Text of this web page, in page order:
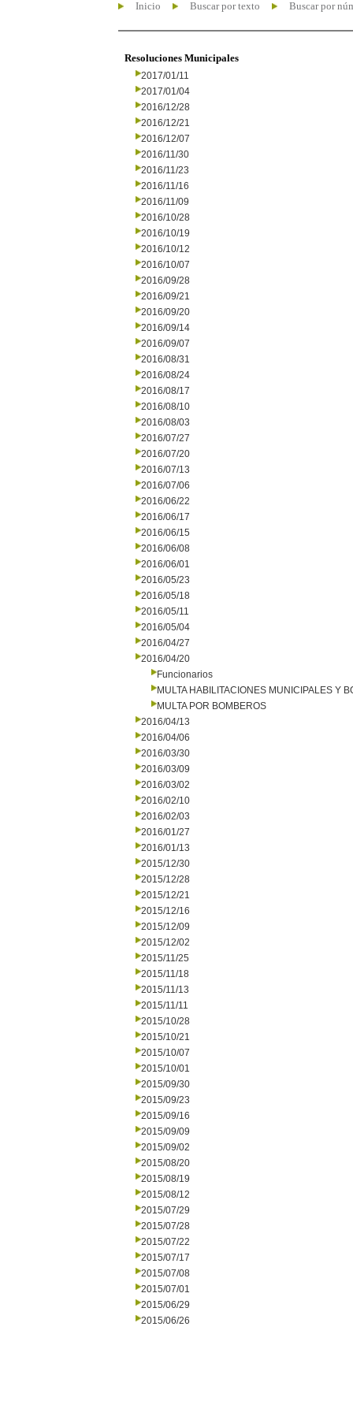
Inicio Buscar por texto Buscar por
Resoluciones Municipales
2017/01/11
2017/01/04
2016/12/28
2016/12/21
2016/12/07
2016/11/30
2016/11/23
2016/11/16
2016/11/09
2016/10/28
2016/10/19
2016/10/12
2016/10/07
2016/09/28
2016/09/21
2016/09/20
2016/09/14
2016/09/07
2016/08/31
2016/08/24
2016/08/17
2016/08/10
2016/08/03
2016/07/27
2016/07/20
2016/07/13
2016/07/06
2016/06/22
2016/06/17
2016/06/15
2016/06/08
2016/06/01
2016/05/23
2016/05/18
2016/05/11
2016/05/04
2016/04/27
2016/04/20
Funcionarios
MULTA HABILITACIONES MUNICIPALES Y
MULTA POR BOMBEROS
2016/04/13
2016/04/06
2016/03/30
2016/03/09
2016/03/02
2016/02/10
2016/02/03
2016/01/27
2016/01/13
2015/12/30
2015/12/28
2015/12/21
2015/12/16
2015/12/09
2015/12/02
2015/11/25
2015/11/18
2015/11/13
2015/11/11
2015/10/28
2015/10/21
2015/10/07
2015/10/01
2015/09/30
2015/09/23
2015/09/16
2015/09/09
2015/09/02
2015/08/20
2015/08/19
2015/08/12
2015/07/29
2015/07/28
2015/07/22
2015/07/17
2015/07/08
2015/07/01
2015/06/29
2015/06/26